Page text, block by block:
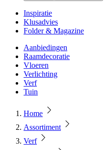
Inspiratie
Klusadvies
Folder & Magazine
Aanbiedingen
Raamdecoratie
Vloeren
Verlichting
Verf
Tuin
Home
Assortiment
Verf